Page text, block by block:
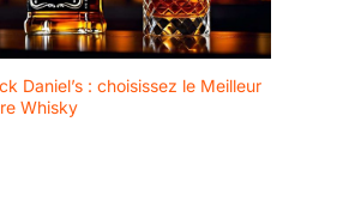
Daniel’s : choisissez le Meilleur
Whisky